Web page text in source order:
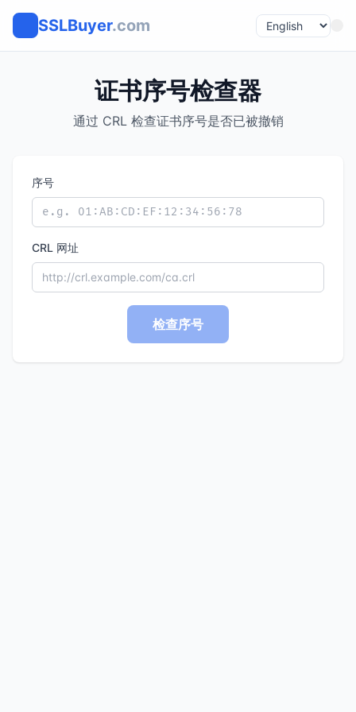
SSLBuyer.com
证书序号检查器
通过 CRL 检查证书序号是否已被撤销
序号
CRL 网址
检查序号